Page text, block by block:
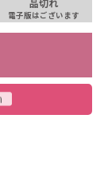
電子版はございます